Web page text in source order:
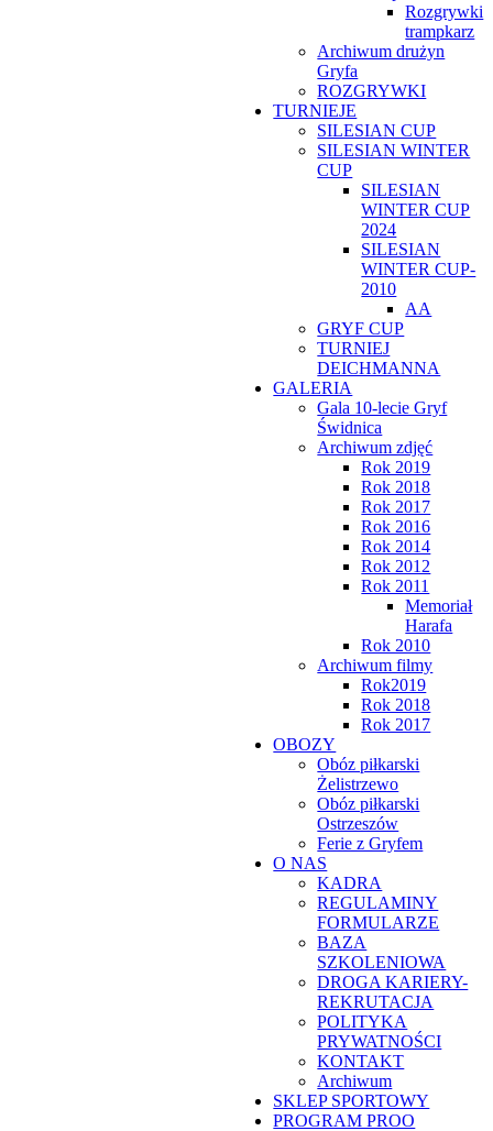
Rozgrywki
trampkarz
Archiwum drużyn
Gryfa
ROZGRYWKI
TURNIEJE
SILESIAN CUP
SILESIAN WINTER
CUP
SILESIAN
WINTER CUP
2024
SILESIAN
WINTER CUP-
2010
AA
GRYF CUP
TURNIEJ
DEICHMANNA
GALERIA
Gala 10-lecie Gryf
Świdnica
Archiwum zdjęć
Rok 2019
Rok 2018
Rok 2017
Rok 2016
Rok 2014
Rok 2012
Rok 2011
Memoriał
Harafa
Rok 2010
Archiwum filmy
Rok2019
Rok 2018
Rok 2017
OBOZY
Obóz piłkarski
Żelistrzewo
Obóz piłkarski
Ostrzeszów
Ferie z Gryfem
O NAS
KADRA
REGULAMINY
FORMULARZE
BAZA
SZKOLENIOWA
DROGA KARIERY-
REKRUTACJA
POLITYKA
PRYWATNOŚCI
KONTAKT
Archiwum
SKLEP SPORTOWY
PROGRAM PROO